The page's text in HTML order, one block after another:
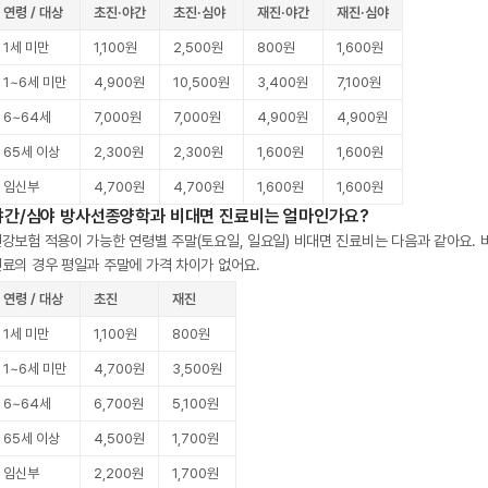
연령 / 대상 초진·야간 초진·심야 재진·야간 재진·심야
1세 미만 1,100원 2,500원 800원 1,600원
1~6세 미만 4,900원 10,500원 3,400원 7,100원
6~64세 7,000원 7,000원 4,900원 4,900원
65세 이상 2,300원 2,300원 1,600원 1,600원
임신부 4,700원 4,700원 1,600원 1,600원
간/심야 방사선종양학과 비대면 진료비는 얼마인가요?
보험 적용이 가능한 연령별 주말(토요일, 일요일) 비대면 진료비는 다음과 같아요.
의 경우 평일과 주말에 가격 차이가 없어요.
연령 / 대상 초진 재진
1세 미만 1,100원 800원
1~6세 미만 4,700원 3,500원
6~64세 6,700원 5,100원
65세 이상 4,500원 1,700원
임신부 2,200원 1,700원